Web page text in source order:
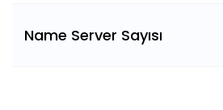
Name Server Sayısı